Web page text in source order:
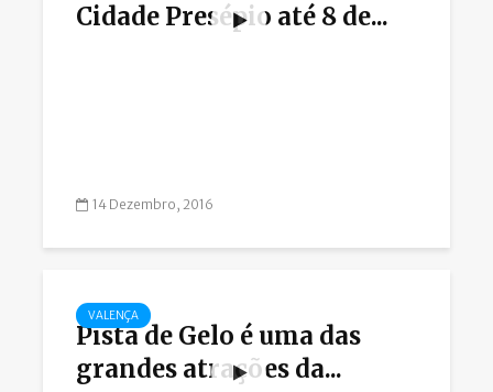
Cidade Presépio até 8 de...
14 Dezembro, 2016
VALENÇA
Pista de Gelo é uma das
grandes atrações da...